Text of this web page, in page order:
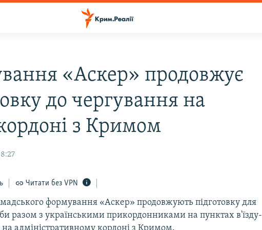
«Аскер» продовжує
до чергування на
з Кримом
Читати без VPN
формування «Аскер» продовжують підготовку для
разом з українськими прикордонниками на пунктах в'їзду-